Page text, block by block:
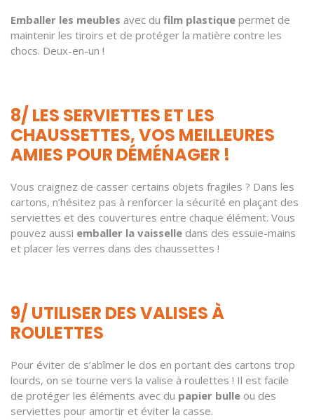
Emballer les meubles avec du film plastique permet de
maintenir les tiroirs et de protéger la matière contre les
chocs. Deux-en-un !
8/ LES SERVIETTES ET LES
CHAUSSETTES, VOS MEILLEURES
AMIES POUR DÉMÉNAGER !
Vous craignez de casser certains objets fragiles ? Dans les
cartons, n’hésitez pas à renforcer la sécurité en plaçant des
serviettes et des couvertures entre chaque élément. Vous
pouvez aussi emballer la vaisselle dans des essuie-mains
et placer les verres dans des chaussettes !
9/ UTILISER DES VALISES À
ROULETTES
Pour éviter de s’abîmer le dos en portant des cartons trop
lourds, on se tourne vers la valise à roulettes ! Il est facile
de protéger les éléments avec du papier bulle ou des
serviettes pour amortir et éviter la casse.